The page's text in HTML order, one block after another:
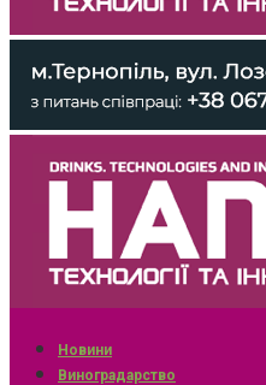
Новини
Виноградарство